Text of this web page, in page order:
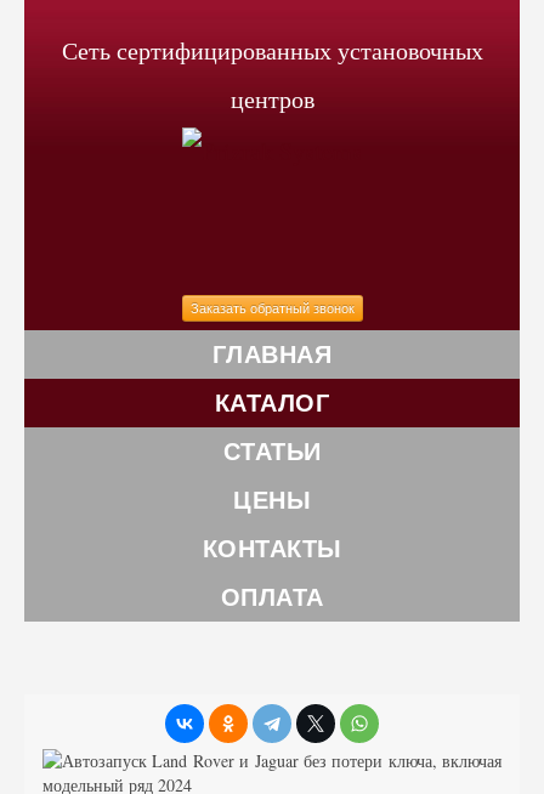
Сеть сертифицированных установочных
центров
Заказать обратный звонок
ГЛАВНАЯ
КАТАЛОГ
СТАТЬИ
ЦЕНЫ
КОНТАКТЫ
ОПЛАТА